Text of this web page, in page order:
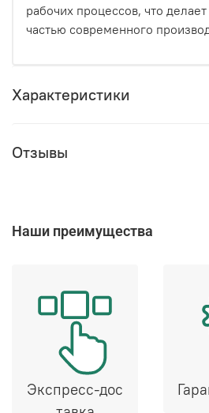
рабочих процессов, что
частью современного
Характеристики
Отзывы
Наши преимущества
Экспресс-дос